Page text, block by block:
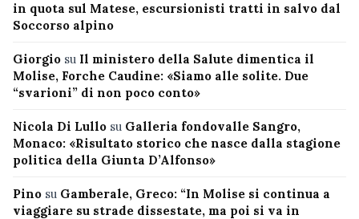
in quota sul Matese, escursionisti tratti in salvo dal
Soccorso alpino
Giorgio su Il ministero della Salute dimentica il
Molise, Forche Caudine: «Siamo alle solite. Due
“svarioni” di non poco conto»
Nicola Di Lullo su Galleria fondovalle Sangro,
Monaco: «Risultato storico che nasce dalla stagione
politica della Giunta D’Alfonso»
Pino su Gamberale, Greco: “In Molise si continua a
viaggiare su strade dissestate, ma poi si va in